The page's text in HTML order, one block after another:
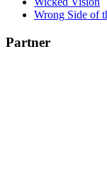
Wrong Side of
Partner